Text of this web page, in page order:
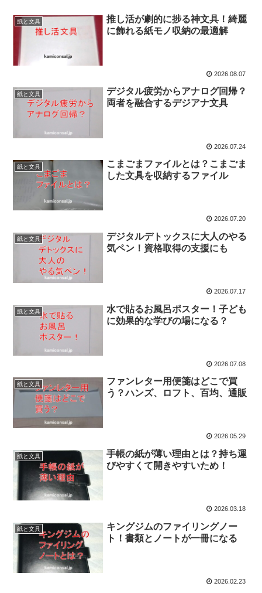
紙と文具
推し活が劇的に捗る神文具！綺麗
に飾れる紙モノ収納の最適解
2026.08.07
紙と文具
デジタル疲労からアナログ回帰？
両者を融合するデジアナ文具
2026.07.24
紙と文具
こまごまファイルとは？こまごま
した文具を収納するファイル
2026.07.20
紙と文具
デジタルデトックスに大人のやる
気ペン！資格取得の支援にも
2026.07.17
紙と文具
水で貼るお風呂ポスター！子ども
に効果的な学びの場になる？
2026.07.08
紙と文具
ファンレター用便箋はどこで買
う？ハンズ、ロフト、百均、通販
2026.05.29
紙と文具
手帳の紙が薄い理由とは？持ち運
びやすくて開きやすいため！
2026.03.18
紙と文具
キングジムのファイリングノー
ト！書類とノートが一冊になる
2026.02.23